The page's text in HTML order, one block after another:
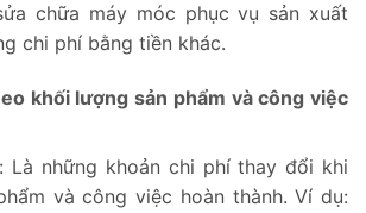
chữa máy móc phục vụ sản xuất
chi phí bằng tiền khác.
khối lượng sản phẩm và công việc
Là những khoản chi phí thay đổi khi
và công việc hoàn thành. Ví dụ: